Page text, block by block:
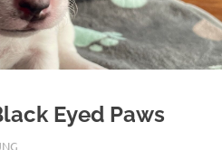
Eyed Paws